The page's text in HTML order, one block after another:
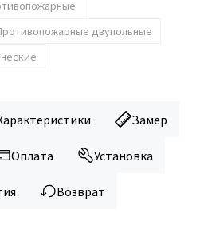
двупольные
Замер
Оплата Установка
Возврат